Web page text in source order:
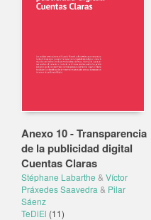
Anexo 10 - Transparencia
de la publicidad digital
Cuentas Claras
Stéphane Labarthe & Víctor
Práxedes Saavedra & Pilar
Sáenz
TeDiEl (11)